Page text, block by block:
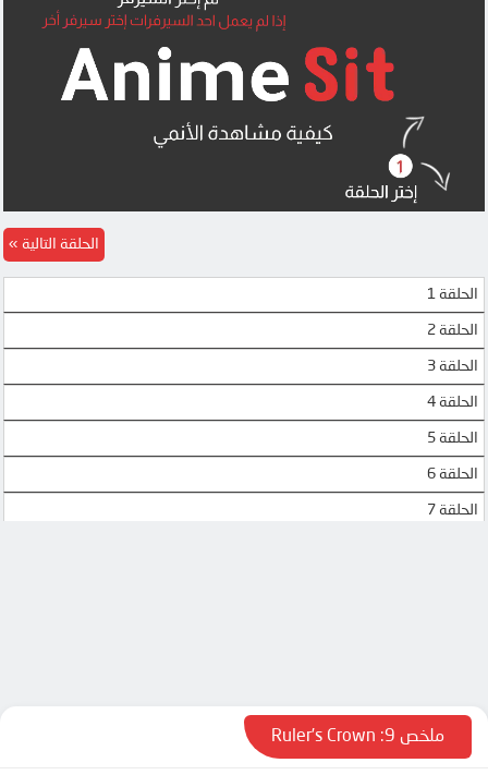
الحلقة 1
الحلقة 2
الحلقة 3
الحلقة 4
الحلقة 5
الحلقة 6
الحلقة 7
الحلقة 13
الحلقة التالية
ملخص 9: Ruler’s Crown